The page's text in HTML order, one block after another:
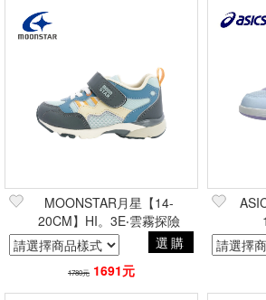
MOONSTAR月星【14-
20CM】HI。3E‧雲霧探險
選購
1780元 1691元